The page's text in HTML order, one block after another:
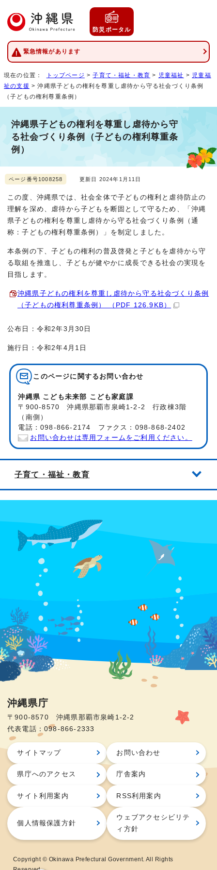
防災ポータル
緊急情報があります
現在の位置： トップページ >子育て・福祉・教育 > 児童福祉 > 児童福
祉の支援 > 沖縄県子どもの権利を尊重し虐待から守る社会づくり条例
（子どもの権利尊重条例）
沖縄県子どもの権利を尊重し虐待から守
る社会づくり条例（子どもの権利尊重条
例）
ページ番号1008258 更新日 2024年1月11日
この度、沖縄県では、社会全体で子どもの権利と虐待防止の
理解を深め、虐待から子どもを断固として守るため、「沖縄
県子どもの権利を尊重し虐待から守る社会づくり条例（通
称：子どもの権利尊重条例）」を制定しました。
本条例の下、子どもの権利の普及啓発と子どもを虐待から守
る取組を推進し、子どもが健やかに成長できる社会の実現を
目指します。
沖縄県子どもの権利を尊重し虐待から守る社会づくり条例
（子どもの権利尊重条例） （PDF 126.9KB）
公布日：令和2年3月30日
施行日：令和2年4月1日
このページに関する お問い合わせ
沖縄県 こども未来部 こども家庭課
〒900-8570 沖縄県那覇市泉崎1-2-2 行政棟3階
（南側）
電話：098-866-2174 ファクス：098-868-2402
お問い合わせは専用フォームをご利用ください。
子育て・福祉・教育
沖縄県庁
〒900-8570 沖縄県那覇市泉崎1-2-2
代表電話：098-866-2333
サイトマップ お問い合わせ
県庁へのアクセス 庁舎案内
サイト利用案内 RSS利用案内
個人情報保護方針
ウェブアクセシビリテ
ィ方針
Copyright © Okinawa Prefectural Government. All Rights